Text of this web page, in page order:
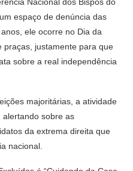
espaço de denúncia das
ele ocorre no Dia da
praças, justamente para que
sobre a real independência
majoritárias, a atividade
sobre as
da extrema direita que
nacional.